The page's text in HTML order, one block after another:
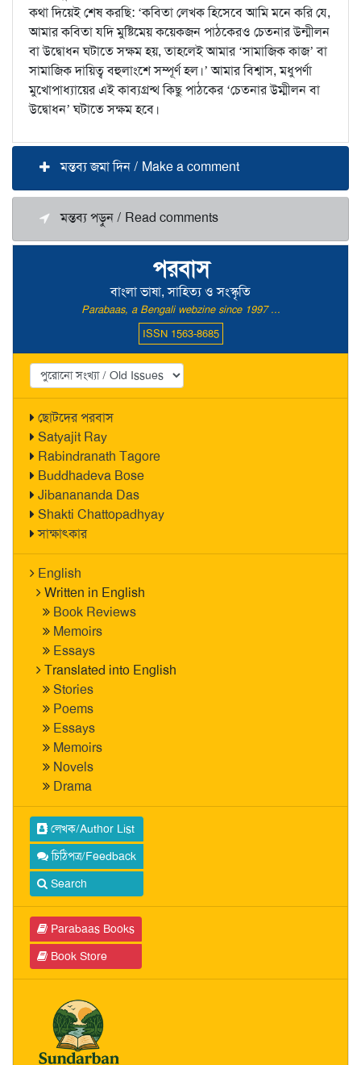
পরবাস
বাংলা ভাষা, সাহিত্য ও সংস্কৃতি
Parabaas, a Bengali webzine since 1997 ...
ISSN 1563-8685
ছোটদের পরবাস
Satyajit Ray
Rabindranath Tagore
Buddhadeva Bose
Jibanananda Das
Shakti Chattopadhyay
সাক্ষাৎকার
English
Written in English
Book Reviews
Memoirs
Essays
Translated into English
Stories
Poems
Essays
Memoirs
Novels
Drama
লেখক/Author List
চিঠিপত্র/Feedback
Search
Parabaas Books
Book Store
কথা দিয়েই শেষ করছি: ‘কবিতা লেখক হিসেবে আমি মনে করি যে,
আমার কবিতা যদি মুষ্টিমেয় কয়েকজন পাঠকেরও চেতনার উন্মীলন
বা উদ্বোধন ঘটাতে সক্ষম হয়, তাহলেই আমার ‘সামাজিক কাজ’ বা
সামাজিক দায়িত্ব বহুলাংশে সম্পূর্ণ হল।’ আমার বিশ্বাস, মধুপর্ণা
মুখোপাধ্যায়ের এই কাব্যগ্রন্থ কিছু পাঠকের ‘চেতনার উম্মীলন বা
উদ্বোধন’ ঘটাতে সক্ষম হবে।
মন্তব্য জমা দিন / Make a comment
মন্তব্য পড়ুন / Read comments